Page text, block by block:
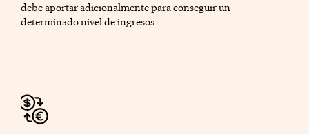
debe aportar adicionalmente para conseguir un
determinado nivel de ingresos.